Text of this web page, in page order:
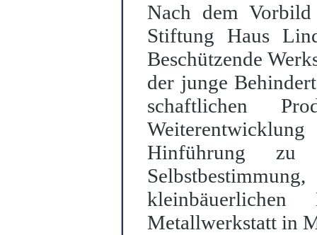
Nach dem
Stiftung Haus
Beschützende
der junge
schaftlichen
Hinführung zu
Metallwerkstatt in